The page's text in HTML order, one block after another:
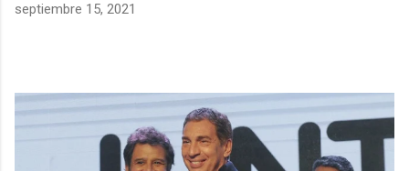
septiembre 15, 2021